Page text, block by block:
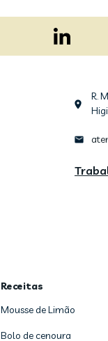
R.
Receitas
Mousse de Limão
Bolo de cenoura